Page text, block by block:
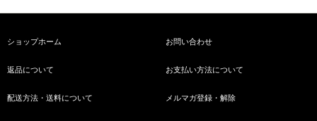
ショップホーム お問い合わせ
返品について お支払い方法について
配送方法・送料について メルマガ登録・解除